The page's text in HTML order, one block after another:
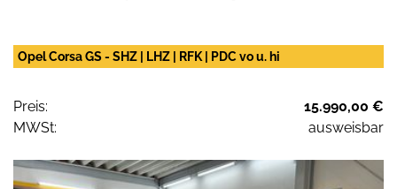
Opel Corsa GS - SHZ | LHZ | RFK | PDC vo u. hi
Preis:
15.990,00 €
MWSt:
ausweisbar